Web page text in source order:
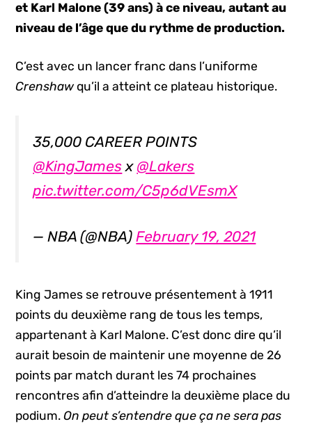
et Karl Malone (39 ans) à ce niveau, autant au
niveau de l’âge que du rythme de production.
C’est avec un lancer franc dans l’uniforme
Crenshawqu’il a atteint ce plateau historique.
35,000 CAREER POINTS
@KingJames x @Lakers
pic.twitter.com/C5p6dVEsmX
— NBA (@NBA)February 19, 2021
King James se retrouve présentement à 1911
points du deuxième rang de tous les temps,
appartenant à Karl Malone. C’est donc dire qu’il
aurait besoin de maintenir une moyenne de 26
points par match durant les 74 prochaines
rencontres afin d’atteindre la deuxième place du
podium.On peut s’entendre que ça ne sera pas